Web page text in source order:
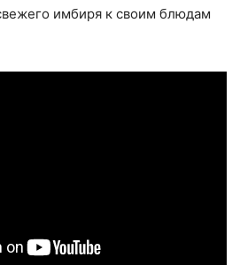
имбиря к своим блюдам